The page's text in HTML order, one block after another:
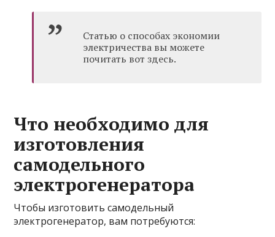
Статью о способах экономии
электричества вы можете
почитать вот здесь.
Что необходимо для
изготовления
самодельного
электрогенератора
Чтобы изготовить самодельный
электрогенератор, вам потребуются: